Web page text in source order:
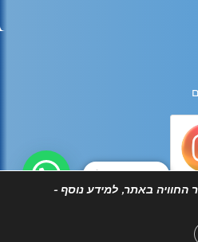
החוויה באתר, למידע נוסף -
Close GDPR Cookie
צריכים עזרה?